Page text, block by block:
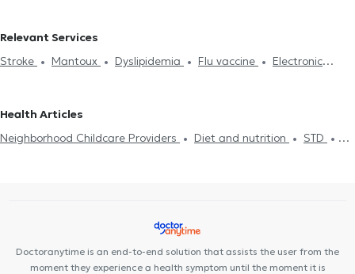
Relevant Services
Stroke
Mantoux Dyslipidemia Flu vaccine
Electronic
Hypertension
Driving License
Strep test Κάρτα υγείας αθλητή
Flu test
Health Articles
Neighborhood Childcare Providers
Diet and nutrition
STD
Doctoranytime is an end-to-end solution that assists the user from the
moment they experience a health symptom until the moment it is